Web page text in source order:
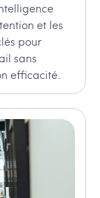
et les
pour
sans
efficacité.